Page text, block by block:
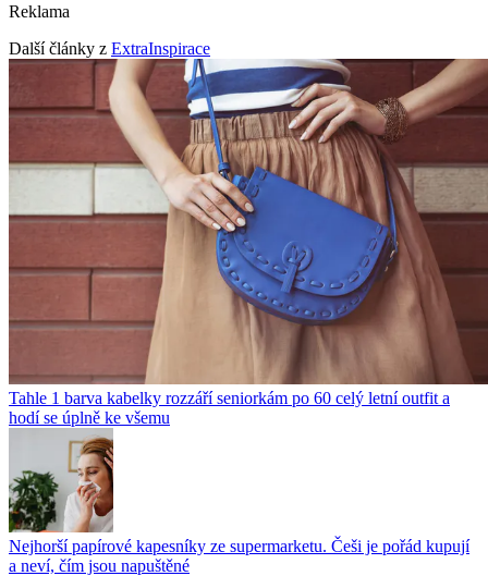
Reklama
Další články z ExtraInspirace
Tahle 1 barva kabelky rozzáří seniorkám po 60 celý letní outfit a
hodí se úplně ke všemu
Nejhorší papírové kapesníky ze supermarketu. Češi je pořád kupují
a neví, čím jsou napuštěné